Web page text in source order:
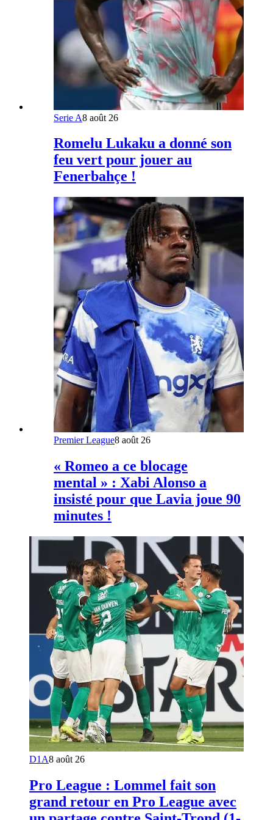
Serie A8 août 26
Romelu Lukaku a donné son
feu vert pour jouer au
Fenerbahçe !
Premier League8 août 26
« Romeo a ce blocage
mental » : Xabi Alonso a
insisté pour que Lavia joue 90
minutes !
D1A8 août 26
Pro League : Lommel fait son
grand retour en Pro League avec